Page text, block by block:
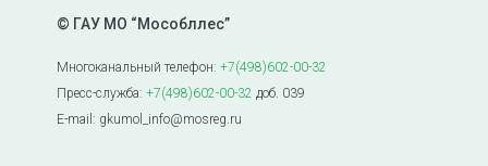
© ГАУ МО “Мособллес”
Многоканальный телефон:+7(498)602-00-32
Пресс-служба:+7(498)602-00-32 доб. 039
E-mail: gkumol_info@mosreg.ru